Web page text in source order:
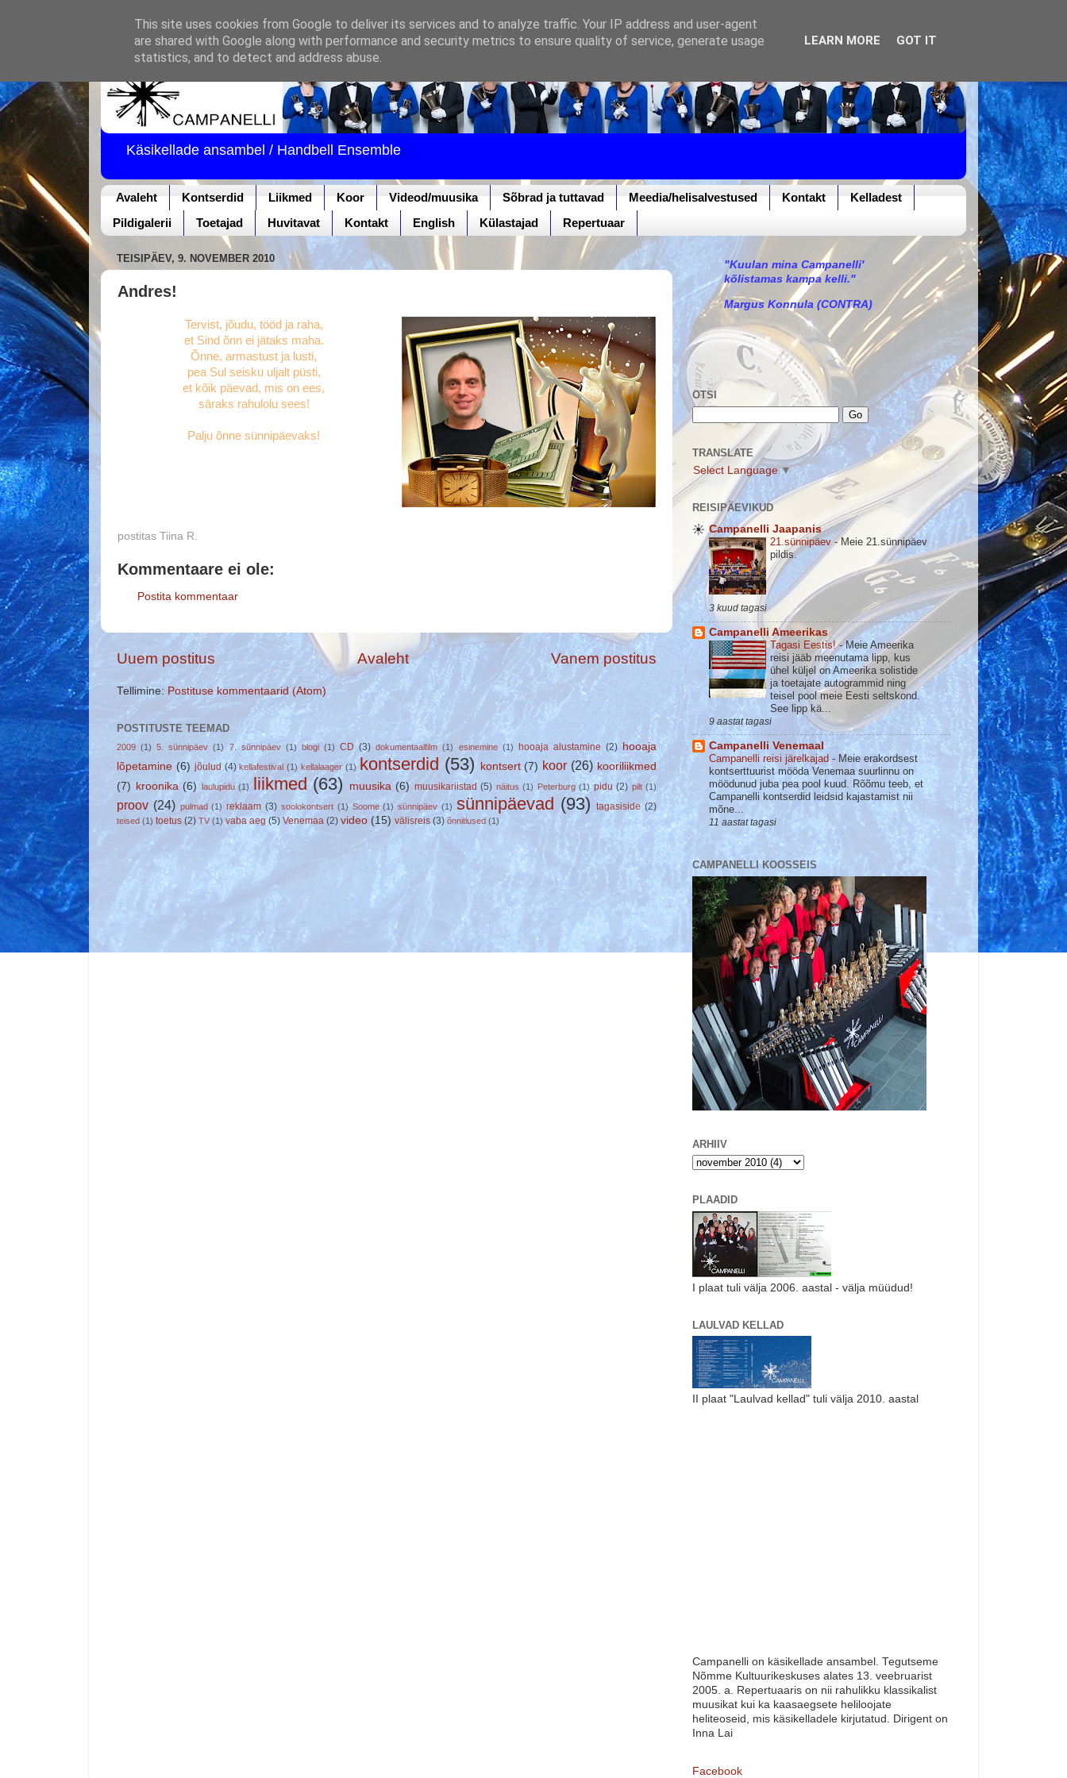
Käsikellade ansambel / Handbell Ensemble
Avaleht Kontserdid Liikmed Koor Videod/muusika Sõbrad ja tuttavad Meedia/helisalvestused Kontakt
Kelladest
Pildigalerii
Toetajad Huvitavat Kontakt English Külastajad Repertuaar
TEISIPÄEV, 9. NOVEMBER 2010
Andres!
Tervist, jõudu, tööd ja raha,
et Sind õnn ei jätaks maha.
Õnne, armastust ja lusti,
pea Sul seisku uljalt püsti,
et kõik päevad, mis on ees,
säraks rahulolu sees!
Palju õnne sünnipäevaks!
postitas Tiina R.
Kommentaare ei ole:
Postita kommentaar
Uuem postitus Vanem postitus
Avaleht
Tellimine: Postituse kommentaarid (Atom)
POSTITUSTE TEEMAD
2009 (1) 5. sünnipäev (1) 7. sünnipäev (1) blogi (1) CD (3) dokumentaalfilm (1) esinemine (1) hooaja alustamine (2) hooaja
lõpetamine (6) jõulud (4) kellafestival (1) kellalaager (1) kontserdid (53) kontsert (7) koor (26) kooriliikmed
(7) kroonika (6) laulupidu (1) liikmed (63) muusika (6) muusikariistad (5) näitus (1) Peterburg (1) pidu (2) pilt (1)
proov (24) pulmad (1) reklaam (3) soolokontsert (1) Soome (1) sünnipäev (1) sünnipäevad (93) tagasiside (2)
teised (1) toetus (2) TV (1) vaba aeg (5) Venemaa (2) video (15) välisreis (3) õnnitlused (1)
"Kuulan mina Campanelli'
kõlistamas kampa kelli."
Margus Konnula (CONTRA)
OTSI
TRANSLATE
Select Language ▼
REISIPÄEVIKUD
Campanelli Jaapanis
21.sünnipäev-Meie 21.sünnipäev
pildis.
3 kuud tagasi
Campanelli Ameerikas
Tagasi Eestis!-Meie Ameerika
reisi jääb meenutama lipp, kus
ühel küljel on Ameerika solistide
ja toetajate autogrammid ning
teisel pool meie Eesti seltskond.
See lipp kä...
9 aastat tagasi
Campanelli Venemaal
Campanelli reisi järelkajad- Meie erakordsest
kontserttuurist mööda Venemaa suurlinnu on
möödunud juba pea pool kuud. Rõõmu teeb, et
Campanelli kontserdid leidsid kajastamist nii
mõne...
11 aastat tagasi
CAMPANELLI KOOSSEIS
ARHIIV
PLAADID
I plaat tuli välja 2006. aastal - välja müüdud!
LAULVAD KELLAD
II plaat "Laulvad kellad" tuli välja 2010. aastal
Campanelli on käsikellade ansambel. Tegutseme
Nõmme Kultuurikeskuses alates 13. veebruarist
2005. a. Repertuaaris on nii rahulikku klassikalist
muusikat kui ka kaasaegsete heliloojate
heliteoseid, mis käsikelladele kirjutatud. Dirigent on
Inna Lai
Facebook
This site uses cookies from Google to deliver its services and to analyze traffic. Your IP address and user-agent
are shared with Google along with performance and security metrics to ensure quality of service, generate usage
statistics, and to detect and address abuse.
LEARN MORE GOT IT